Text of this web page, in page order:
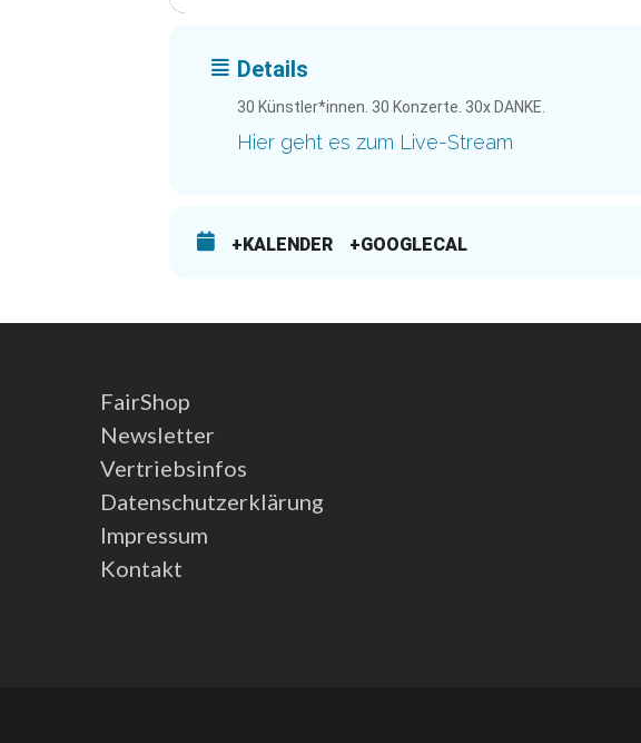
Details
30 Künstler*innen. 30 Konzerte. 30x DANKE.
Hier geht es zum Live-Stream
+KALENDER +GOOGLECAL
FairShop
Newsletter
Vertriebsinfos
Datenschutzerklärung
Impressum
Kontakt